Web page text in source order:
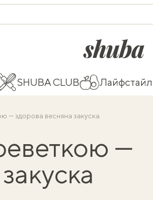
shuba.life
SHUBA CLUB Лайфстайл
— здорова весняна закуска
—